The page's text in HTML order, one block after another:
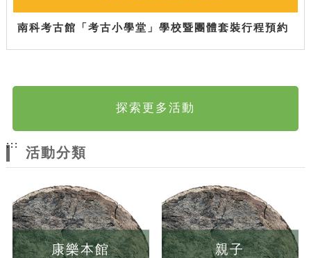
南科考古館「考古小學堂」學校暨團體套裝行程預約
探索更多活動
:::
活動分類
康樂本館 親子